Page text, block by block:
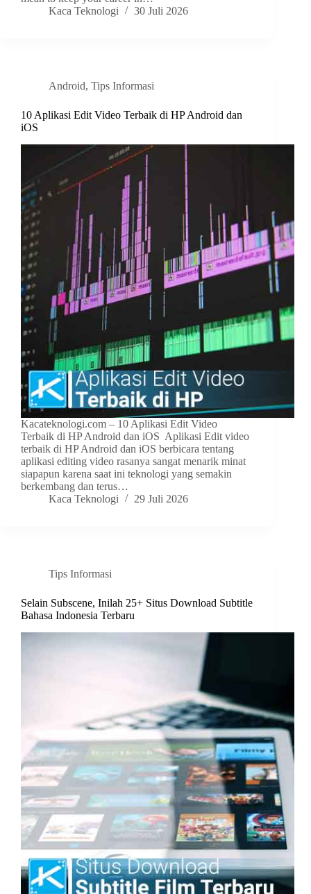
Kaca Teknologi
30 Juli 2026
Android, Tips Informasi
10 Aplikasi Edit Video Terbaik di HP Android dan
iOS
Kacateknologi.com – 10 Aplikasi Edit Video
Terbaik di HP Android dan iOS Aplikasi Edit video
terbaik di HP Android dan iOS berbicara tentang
aplikasi editing video rasanya sangat menarik minat
siapapun karena saat ini teknologi yang semakin
berkembang dan terus…
Kaca Teknologi
29 Juli 2026
Tips Informasi
Selain Subscene, Inilah 25+ Situs Download Subtitle
Bahasa Indonesia Terbaru